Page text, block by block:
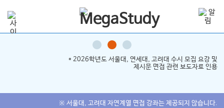
* 2026학년도 서울대, 연세대, 고려대 수시 모집 요강 및
제시문 면접 관련 보도자료 인용
※ 서울대, 고려대 자연계열 면접 강좌는 제공되지 않습니다.